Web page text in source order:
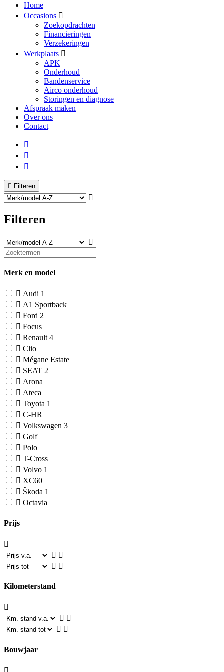
Home
Occasions
Zoekopdrachten
Financieringen
Verzekeringen
Werkplaats
APK
Onderhoud
Bandenservice
Airco onderhoud
Storingen en diagnose
Afspraak maken
Over ons
Contact
Filteren
Filteren
Merk en model
Audi 1
A1 Sportback
Ford 2
Focus
Renault 4
Clio
Mégane Estate
SEAT 2
Arona
Ateca
Toyota 1
C-HR
Volkswagen 3
Golf
Polo
T-Cross
Volvo 1
XC60
Škoda 1
Octavia
Prijs
Kilometerstand
Bouwjaar